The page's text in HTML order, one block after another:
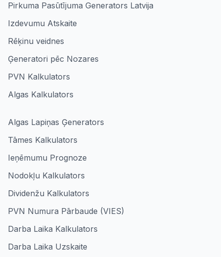
Pirkuma Pasūtījuma Generators Latvija
Izdevumu Atskaite
Rēķinu veidnes
Ģeneratori pēc Nozares
PVN Kalkulators
Algas Kalkulators
Algas Lapiņas Ģenerators
Tāmes Kalkulators
Ieņēmumu Prognoze
Nodokļu Kalkulators
Dividenžu Kalkulators
PVN Numura Pārbaude (VIES)
Darba Laika Kalkulators
Darba Laika Uzskaite